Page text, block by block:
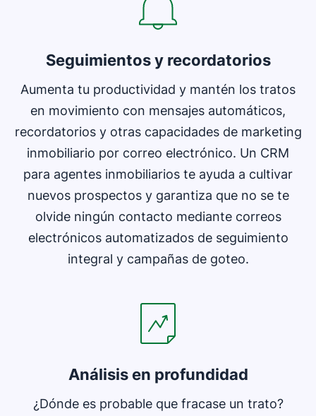
Seguimientos y recordatorios
Aumenta tu productividad y mantén los tratos
en movimiento con mensajes automáticos,
recordatorios y otras capacidades de marketing
inmobiliario por correo electrónico. Un CRM
para agentes inmobiliarios te ayuda a cultivar
nuevos prospectos y garantiza que no se te
olvide ningún contacto mediante correos
electrónicos automatizados de seguimiento
integral y campañas de goteo.
Análisis en profundidad
¿Dónde es probable que fracase un trato?